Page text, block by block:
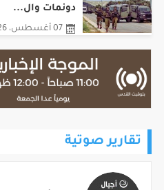
دونمات وال...
07 أغسطس، 2026 - 11:08am
تقارير صوتية